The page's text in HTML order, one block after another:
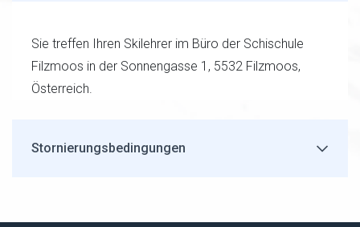
Sie treffen Ihren Skilehrer im Büro der Schischule
Filzmoos in der Sonnengasse 1, 5532 Filzmoos,
Österreich.
Stornierungsbedingungen